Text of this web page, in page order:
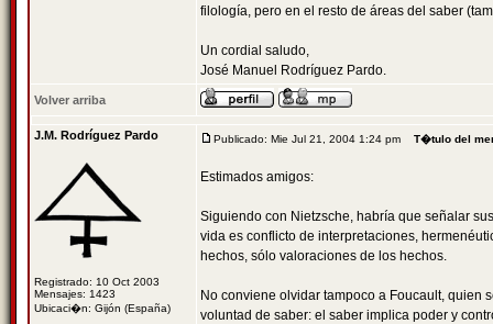
filología, pero en el resto de áreas del saber
Un cordial saludo,
José Manuel Rodríguez Pardo.
Volver arriba
J.M. Rodríguez Pardo
Registrado: 10 Oct 2003
Mensajes: 1423
Ubicaci�n: Gijón (España)
Publicado: Mie Jul 21, 2004 1:24 pm T�tulo del
Estimados amigos:
Siguiendo con Nietzsche, habría que señalar
vida es conflicto de interpretaciones,
hechos, sólo valoraciones de los hechos.
No conviene olvidar tampoco a Foucault, quien
voluntad de saber: el saber implica poder y